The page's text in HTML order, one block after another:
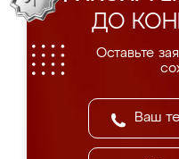
ДО
Оставьте